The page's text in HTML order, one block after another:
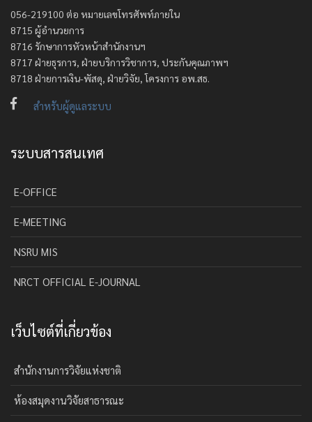
056-219100 ต่อ หมายเลขโทรศัพท์ภายใน
8715 ผู้อำนวยการ
8716 รักษาการหัวหน้าสำนักงานฯ
8717 ฝ่ายธุรการ, ฝ่ายบริการวิชาการ, ประกันคุณภาพฯ
8718 ฝ่ายการเงิน-พัสดุ, ฝ่ายวิจัย, โครงการ อพ.สธ.
สำหรับผู้ดูแลระบบ
ระบบสารสนเทศ
E-OFFICE
E-MEETING
NSRU MIS
NRCT OFFICIAL E-JOURNAL
เว็บไซต์ที่เกี่ยวข้อง
สำนักงานการวิจัยแห่งชาติ
ห้องสมุดงานวิจัยสาธารณะ